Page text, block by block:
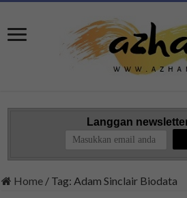
Langgan
Home / Tag: Adam Sinclair Biodata